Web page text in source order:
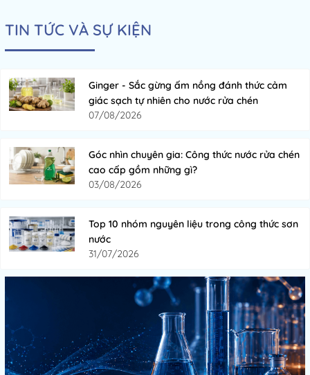
TIN TỨC VÀ SỰ KIỆN
Ginger - Sắc gừng ấm nồng đánh thức cảm
giác sạch tự nhiên cho nước rửa chén
07/08/2026
Góc nhìn chuyên gia: Công thức nước rửa chén
cao cấp gồm những gì?
03/08/2026
Top 10 nhóm nguyên liệu trong công thức sơn
nước
31/07/2026